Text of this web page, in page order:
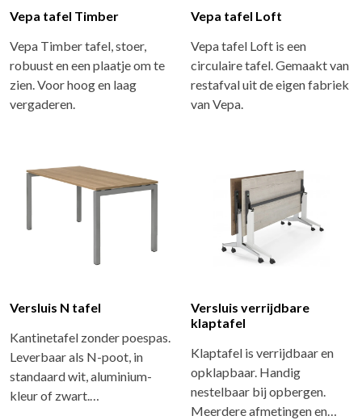
Vepa tafel Timber
Vepa Timber tafel, stoer,
robuust en een plaatje om te
zien. Voor hoog en laag
vergaderen.
Vepa tafel Loft
Vepa tafel Loft is een
circulaire tafel. Gemaakt van
restafval uit de eigen fabriek
van Vepa.
Versluis N tafel
Kantinetafel zonder poespas.
Leverbaar als N-poot, in
standaard wit, aluminium-
kleur of zwart.…
Versluis verrijdbare
klaptafel
Klaptafel is verrijdbaar en
opklapbaar. Handig
nestelbaar bij opbergen.
Meerdere afmetingen en…